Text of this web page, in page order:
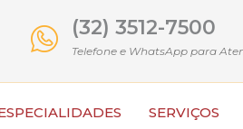
(32) 3512-7500
Telefone e WhatsApp para
SERVIÇOS